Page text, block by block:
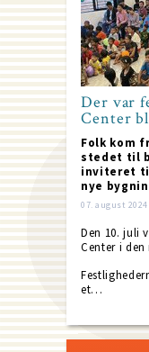
Der var
Center
Folk kom
stedet til
inviteret
nye
07. august
Den 10. juli
Center i
et…